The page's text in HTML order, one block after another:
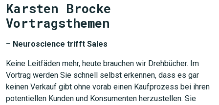
Karsten Brocke
Vortragsthemen
– Neuroscience trifft Sales
Keine Leitfäden mehr, heute brauchen wir Drehbücher. Im
Vortrag werden Sie schnell selbst erkennen, dass es gar
keinen Verkauf gibt ohne vorab einen Kaufprozess bei ihren
potentiellen Kunden und Konsumenten herzustellen. Sie